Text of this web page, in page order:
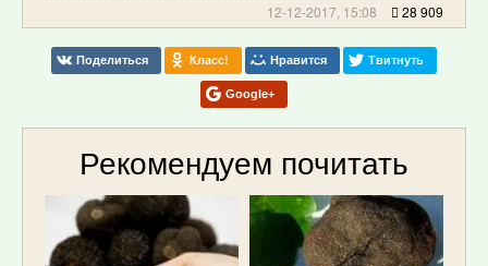
12-12-2017, 15:08 28 909
Поделиться Класс! Нравится Твитнуть
Google+
Рекомендуем почитать